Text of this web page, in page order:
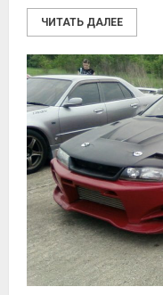
ЧИТАТЬ ДАЛЕЕ